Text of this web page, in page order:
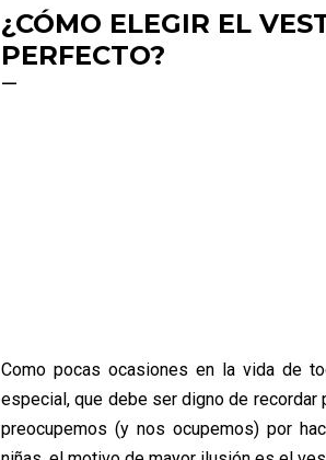
¿CÓMO ELEGIR EL
PERFECTO?
Como pocas ocasiones en la vida de
especial, que debe ser digno de recordar
preocupemos (y nos ocupemos) por